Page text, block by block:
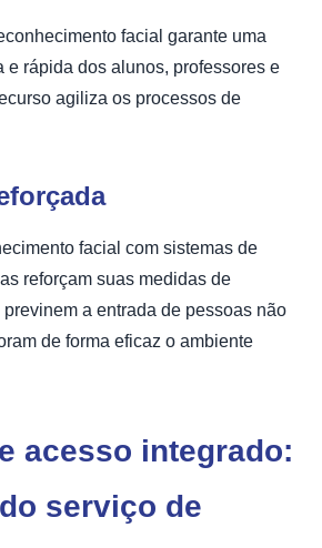
facial garante uma
e rápida dos alunos, professores e
agiliza os processos de
facial com sistemas de
reforçam suas medidas de
a entrada de pessoas não
de forma eficaz o ambiente
acesso integrado:
serviço de